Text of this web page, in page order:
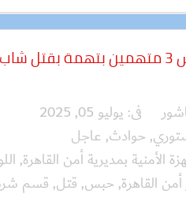
تجديد حبس 3 متهمين بتهمة
فى: يوليو 05, 2025
, حوادث, عاجل
الأمنية بمديرية أمن القاهرة,
القاهرة, حبس, قتل, قسم